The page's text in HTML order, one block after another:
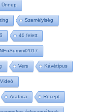
Ünnep
Személyiség
40 felett
Vers Kávétípus
Videó
Arabica Recept